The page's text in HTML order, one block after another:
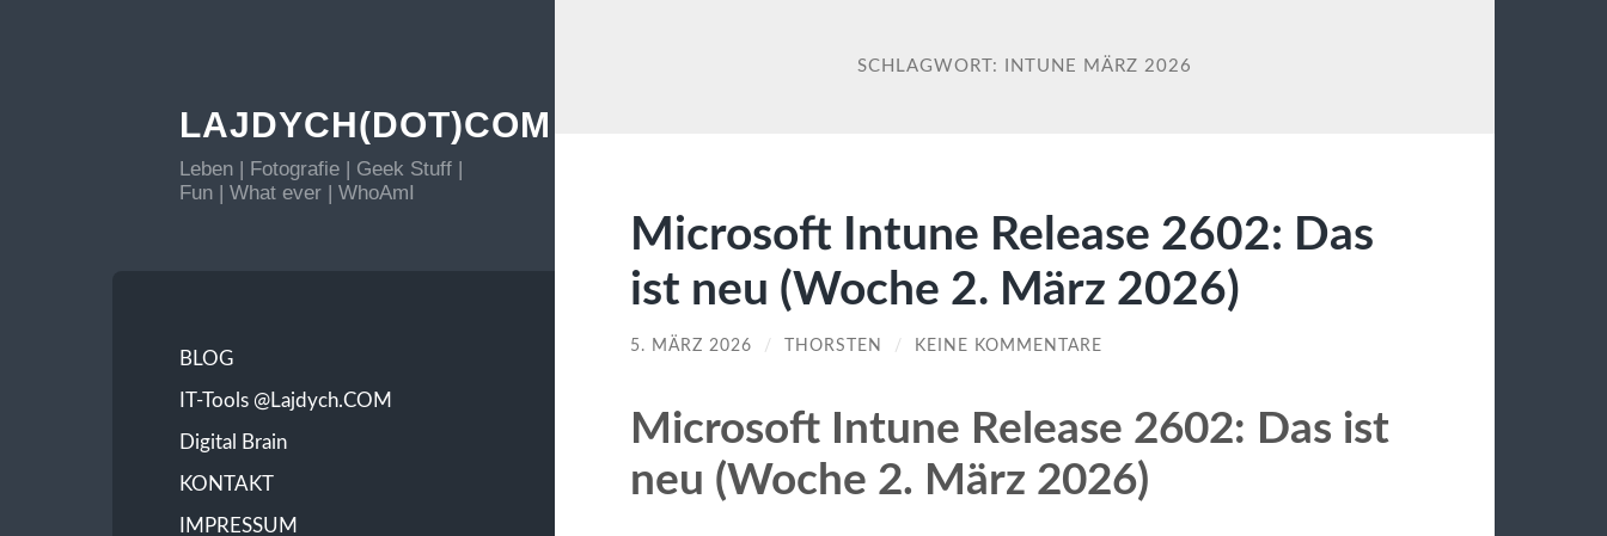
LAJDYCH(DOT)COM
Leben | Fotografie | Geek Stuff |
Fun | What ever | WhoAmI
BLOG
IT-Tools @Lajdych.COM
Digital Brain
KONTAKT
IMPRESSUM
SCHLAGWORT: INTUNE MÄRZ 2026
Microsoft Intune Release 2602: Das
ist neu (Woche 2. März 2026)
5. MÄRZ 2026 / THORSTEN / KEINE KOMMENTARE
Microsoft Intune Release 2602: Das ist
neu (Woche 2. März 2026)